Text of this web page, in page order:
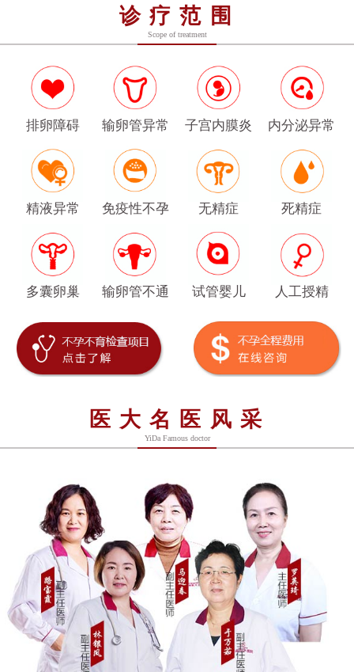
诊疗范围
Scope of treatment
排卵障碍 输卵管异常 子宫内膜炎 内分泌异常
精液异常 免疫性不孕 无精症 死精症
多囊卵巢 输卵管不通 试管婴儿 人工授精
医大名医风采
YiDa Famous doctor